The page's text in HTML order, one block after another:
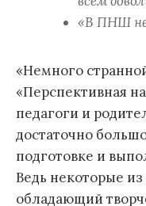
«В ПНШ
«Немного
«Перспективная
педагоги и
достаточно
подготовке и
Ведь некоторые
обладающий